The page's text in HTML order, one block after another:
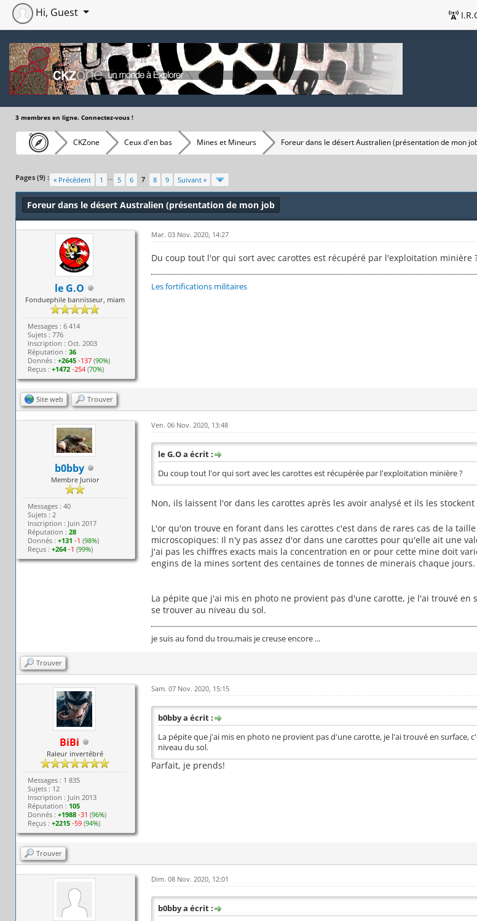
Hi, Guest
3 membres en ligne. Connectez-vous !
CKZone Ceux d'en bas Mines et Mineurs Foreur dans le désert Australien (présentation de mon
Pages (9) : « Précédent 1 … 5 6 7 8 9 Suivant »
Moyenne : 5 (2 vote(s))
12345
Foreur dans le désert Australien (présentation de mon job
le G.O
Fonduephile bannisseur, miam
Messages : 6 414
Sujets : 776
Inscription : Oct. 2003
Réputation : 36
Donnés : +2645 -137(90%)
Reçus : +1472 -254(70%)
Mar. 03 Nov. 2020, 14:27
Du coup tout l'or qui sort avec carottes est récupéré par l'exploitation minière
Les fortifications militaires
Site web Trouver
b0bby
Membre Junior
Messages : 40
Sujets : 2
Inscription : Juin 2017
Réputation : 28
Donnés : +131 -1 (98%)
Reçus : +264 -1 (99%)
Ven. 06 Nov. 2020, 13:48
le G.O a écrit :
Du coup tout l'or qui sort avec les carottes est récupérée par l'exploitation minière ?
Non, ils laissent l'or dans les carottes après les avoir analysé et ils les
L'or qu'on trouve en forant dans les carottes c'est dans de rares cas de la
microscopiques: Il n'y pas assez d'or dans une carottes pour qu'elle ait une
J'ai pas les chiffres exacts mais la concentration en or pour cette mine doit
engins de la mines sortent des centaines de tonnes de minerais chaque jours.
La pépite que j'ai mis en photo ne provient pas d'une carotte, je l'ai trouvé
se trouver au niveau du sol.
je suis au fond du trou,mais je creuse encore ...
Trouver
BiBi
Raleur invertébré
Messages : 1 835
Sujets : 12
Inscription : Juin 2013
Réputation : 105
Donnés : +1988 -31 (96%)
Reçus : +2215 -59(94%)
Sam. 07 Nov. 2020, 15:15
b0bby a écrit :
La pépite que j'ai mis en photo ne provient pas d'une carotte, je l'ai trouvé en surface,
niveau du sol.
Parfait, je prends!
Trouver
Dim. 08 Nov. 2020, 12:01
b0bby a écrit :